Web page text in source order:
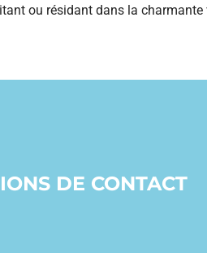
ou résidant dans la charmante
DE CONTACT